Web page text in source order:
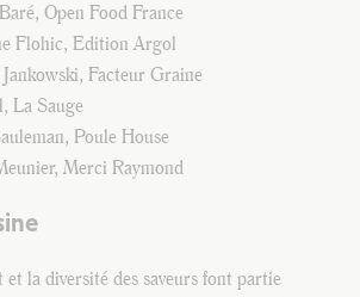
Open Food France
Flohic, Edition Argol
Facteur Graine
La Sauge
Poule House
Merci Raymond
la diversité des saveurs font partie